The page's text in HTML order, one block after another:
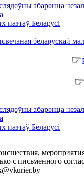
абаронца
паэтаў Беларусі
беларускай
☞
☞
абаронца
паэтаў Беларусі
с письменного